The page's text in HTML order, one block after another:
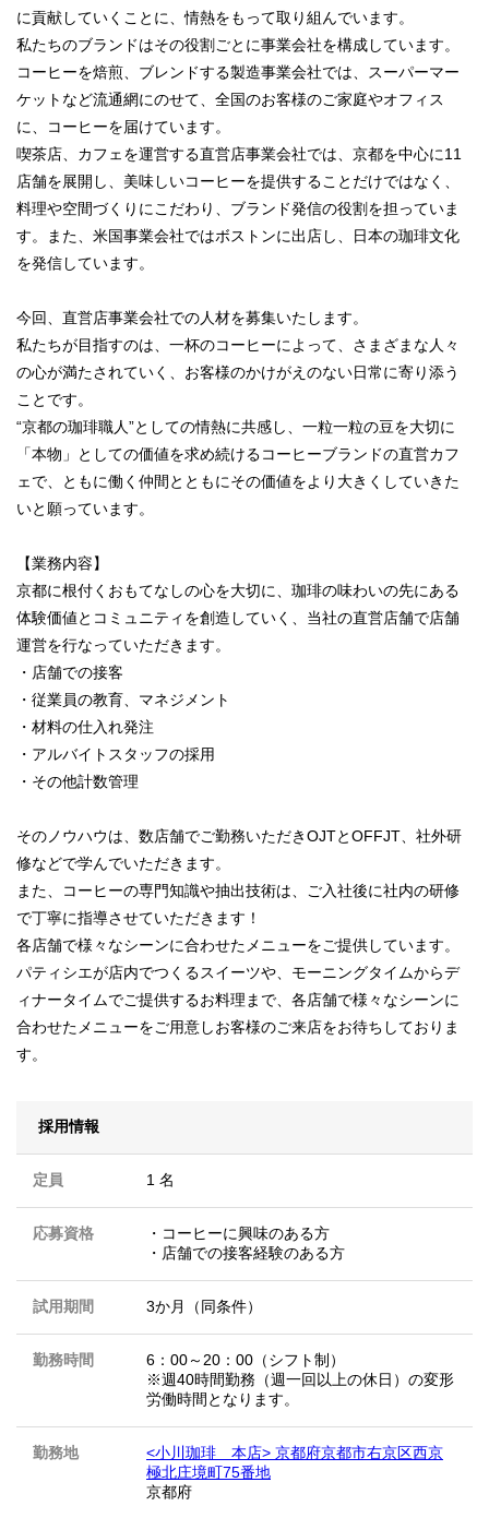
に貢献していくことに、情熱をもって取り組んでいます。
私たちのブランドはその役割ごとに事業会社を構成しています。
コーヒーを焙煎、ブレンドする製造事業会社では、スーパーマー
ケットなど流通網にのせて、全国のお客様のご家庭やオフィス
に、コーヒーを届けています。
喫茶店、カフェを運営する直営店事業会社では、京都を中心に11
店舗を展開し、美味しいコーヒーを提供することだけではなく、
料理や空間づくりにこだわり、ブランド発信の役割を担っていま
す。また、米国事業会社ではボストンに出店し、日本の珈琲文化
を発信しています。
今回、直営店事業会社での人材を募集いたします。
私たちが目指すのは、一杯のコーヒーによって、さまざまな人々
の心が満たされていく、お客様のかけがえのない日常に寄り添う
ことです。
“京都の珈琲職人”としての情熱に共感し、一粒一粒の豆を大切に
「本物」としての価値を求め続けるコーヒーブランドの直営カフ
ェで、ともに働く仲間とともにその価値をより大きくしていきた
いと願っています。
【業務内容】
京都に根付くおもてなしの心を大切に、珈琲の味わいの先にある
体験価値とコミュニティを創造していく、当社の直営店舗で店舗
運営を行なっていただきます。
・店舗での接客
・従業員の教育、マネジメント
・材料の仕入れ発注
・アルバイトスタッフの採用
・その他計数管理
そのノウハウは、数店舗でご勤務いただきOJTとOFFJT、社外研
修などで学んでいただきます。
また、コーヒーの専門知識や抽出技術は、ご入社後に社内の研修
で丁寧に指導させていただきます！
各店舗で様々なシーンに合わせたメニューをご提供しています。
パティシエが店内でつくるスイーツや、モーニングタイムからデ
ィナータイムでご提供するお料理まで、各店舗で様々なシーンに
合わせたメニューをご用意しお客様のご来店をお待ちしておりま
す。
採用情報
定員 1 名
応募資格
・コーヒーに興味のある方
・店舗での接客経験のある方
試用期間 3か月（同条件）
勤務時間
6：00～20：00（シフト制）
※週40時間勤務（週一回以上の休日）の変形
労働時間となります。
勤務地
<小川珈琲 本店> 京都府京都市右京区西京
極北庄境町75番地
京都府